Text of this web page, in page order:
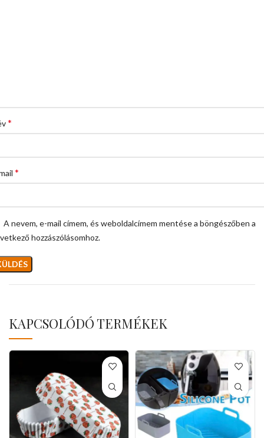
*
*
A nevem, e-mail címem, és weboldalcímem mentése a böngészőben a
hozzászólásomhoz.
KAPCSOLÓDÓ TERMÉKEK